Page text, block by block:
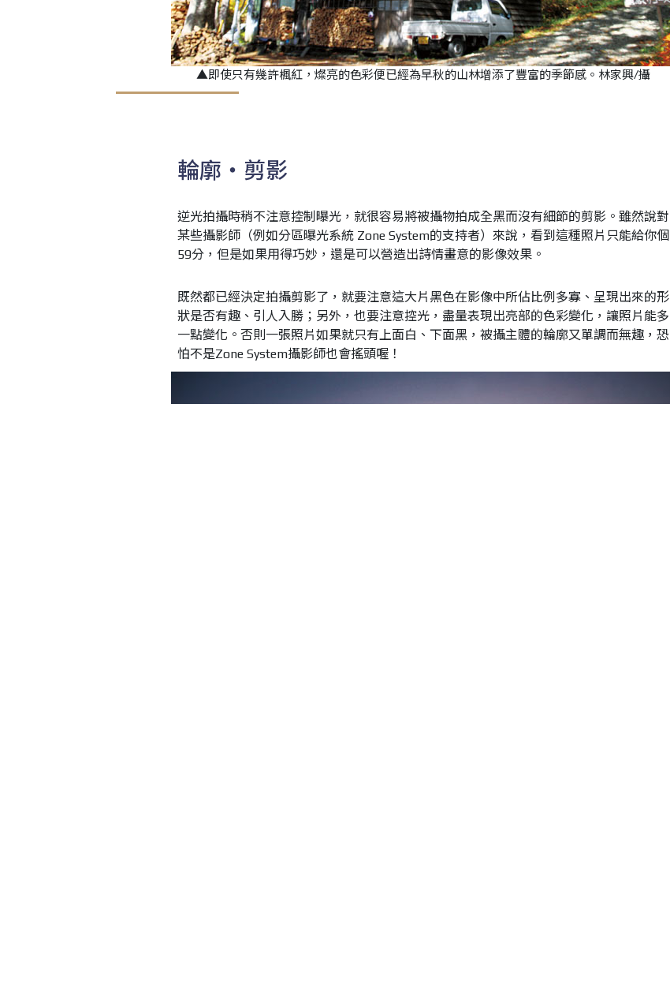
▲即使只有幾許楓紅，燦亮的色彩便已經為早秋的山林增添了豐富的季節感。林家興/攝
輪廓‧剪影
逆光拍攝時稍不注意控制曝光，就很容易將被攝物拍成全黑而沒有細節的剪影。雖然說對
某些攝影師（例如分區曝光系統 Zone System的支持者）來說，看到這種照片只能給你個
59分，但是如果用得巧妙，還是可以營造出詩情畫意的影像效果。
既然都已經決定拍攝剪影了，就要注意這大片黑色在影像中所佔比例多寡、呈現出來的形
狀是否有趣、引人入勝；另外，也要注意控光，盡量表現出亮部的色彩變化，讓照片能多
一點變化。否則一張照片如果就只有上面白、下面黑，被攝主體的輪廓又單調而無趣，恐
怕不是Zone System攝影師也會搖頭喔！